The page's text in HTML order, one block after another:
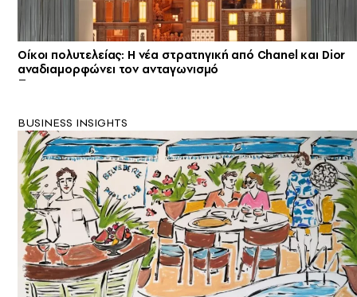
Οίκοι πολυτελείας: Η νέα στρατηγική από Chanel και Dior
αναδιαμορφώνει τον ανταγωνισμό
BUSINESS INSIGHTS